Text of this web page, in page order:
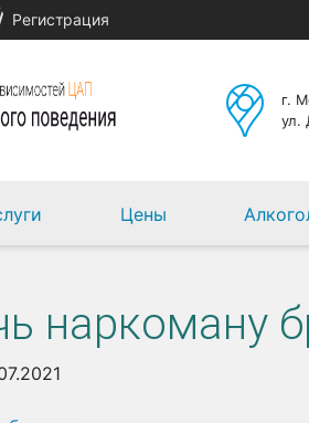
г.
ул.
Цены
наркоману
Регистрация